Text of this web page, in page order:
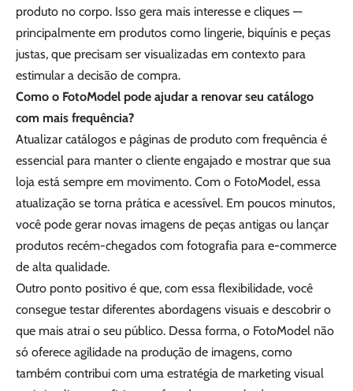
produto no corpo. Isso gera mais interesse e cliques —
principalmente em produtos como lingerie, biquínis e peças
justas, que precisam ser visualizadas em contexto para
estimular a decisão de compra.
Como o FotoModel pode ajudar a renovar seu catálogo
com mais frequência?
Atualizar catálogos e páginas de produto com frequência é
essencial para manter o cliente engajado e mostrar que sua
loja está sempre em movimento. Com o FotoModel, essa
atualização se torna prática e acessível. Em poucos minutos,
você pode gerar novas imagens de peças antigas ou lançar
produtos recém-chegados com fotografia para e-commerce
de alta qualidade.
Outro ponto positivo é que, com essa flexibilidade, você
consegue testar diferentes abordagens visuais e descobrir o
que mais atrai o seu público. Dessa forma, o FotoModel não
só oferece agilidade na produção de imagens, como
também contribui com uma estratégia de marketing visual